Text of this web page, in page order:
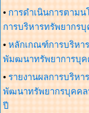
• การดำเนินการตามน
การบริหารทรัพยากร
• หลักเกณฑ์การบริหา
พัมฒนาทรัพยาการบุค
• รายงานผลการบริหา
พัฒนาทรัพยากรบุคคล
ปี